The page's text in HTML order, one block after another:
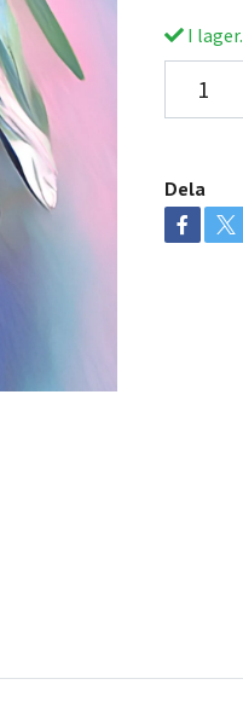
I lager.
Dela